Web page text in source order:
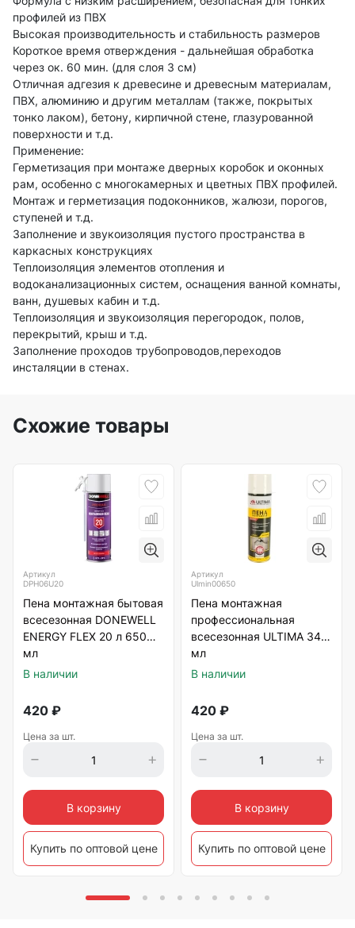
профилей из ПВХ
Высокая производительность и стабильность размеров
Короткое время отверждения - дальнейшая обработка
через ок. 60 мин. (для слоя 3 см)
Отличная адгезия к древесине и древесным материалам,
ПВХ, алюминию и другим металлам (также, покрытых
тонко лаком), бетону, кирпичной стене, глазурованной
поверхности и т.д.
Применение:
Герметизация при монтаже дверных коробок и оконных
рам, особенно с многокамерных и цветных ПВХ профилей.
Монтаж и герметизация подоконников, жалюзи, порогов,
ступеней и т.д.
Заполнение и звукоизоляция пустого пространства в
каркасных конструкциях
Теплоизоляция элементов отопления и
водоканализационных систем, оснащения ванной комнаты,
ванн, душевых кабин и т.д.
Теплоизоляция и звукоизоляция перегородок, полов,
перекрытий, крыш и т.д.
Заполнение проходов трубопроводов,переходов
инсталяции в стенах.
Схожие товары
Артикул
DPH06U20
Пена монтажная бытовая
всесезонная DONEWELL
ENERGY FLEX 20 л 650
мл
В наличии
420 ₽
Цена за шт.
В корзину
Купить по оптовой цене
Артикул
Ulmin00650
Пена монтажная
профессиональная
всесезонная ULTIMA 340
мл
В наличии
420 ₽
Цена за шт.
В корзину
Купить по оптовой цене